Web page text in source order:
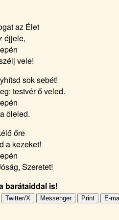
az Élet
éjjele,
vele!
sok sebét!
testvér ő veled.
öleled.
őre
a kezeket!
Szeretet!
barátaiddal is!
Twitter/X Messenger Print E-